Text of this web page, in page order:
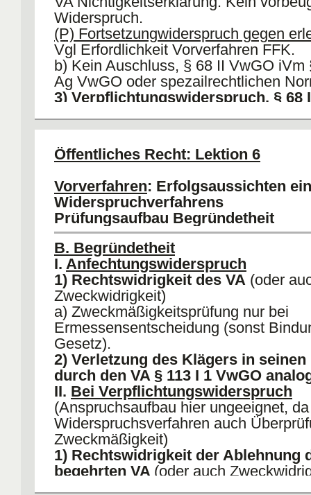
Widerspruch.
(P) Fortsetzungwiderspruch gegen
Vgl Erfordlichkeit Vorverfahren FFK.
b) Kein Auschluss, § 68 II VwGO iVm
Ag VwGO oder spezailrechtlichen
3) Verpflichtungswiderspruch, § 68
nicht entscheidet § 75 VwGO; b)
nach § 68 II iVm I 2 VwGO.
III.Widerspruchsbefugnis, § 42
IV.
Ordnungsgemäße
§ 70 VwGO = Form, Frist (ggf § 58
Ausgangsbehörde
V. Sonstige Voraussetzugen:
Prozessfähigketi, §§ 79, 11 ff VwVfG;
Öffentliches Recht: Lektion 6
Vorverfahren: Erfolgsaussichten
Widerspruchverfahrens
Prüfungsaufbau Begründetheit
B. Begründetheit
I. Anfechtungswiderspruch
1) Rechtswidrigkeit des VA (oder
Zweckwidrigkeit)
a) Zweckmäßigkeitsprüfung nur bei
Ermessensentscheidung (sonst
Gesetz).
2) Verletzung des Klägers in seinen
durch den VA § 113 I 1 VwGO
II. Bei Verpflichtungswiderspruch
(Anspruchsaufbau hier ungeeignet,
Widerspruchsverfahren auch
Zweckmäßigkeit)
1) Rechtswidrigkeit der Ablehnung
begehrten VA (oder auch